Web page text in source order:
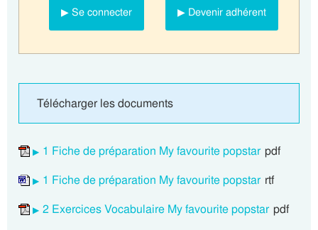
▶ Se connecter ▶ Devenir adhérent
Télécharger les documents
1 Fiche de préparation My favourite popstar pdf
1 Fiche de préparation My favourite popstar rtf
2 Exercices Vocabulaire My favourite popstar pdf